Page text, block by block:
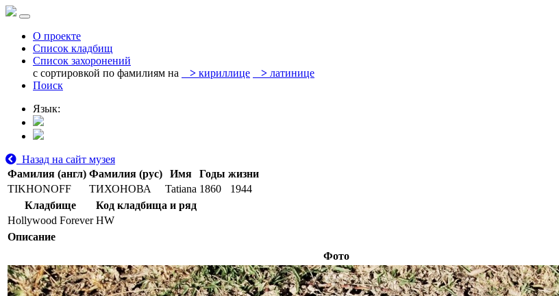
О проекте
Список кладбищ
Список захоронений
с сортировкой по фамилиям на
> кириллице > латинице
Поиск
Язык:
Назад на сайт музея
Фамилия (англ) Фамилия (рус) Имя
Годы жизни
TIKHONOFF
ТИХОНОВА Tatiana 1860
1944
Кладбище
Код кладбища и ряд
Hollywood Forever HW
Описание
Фото